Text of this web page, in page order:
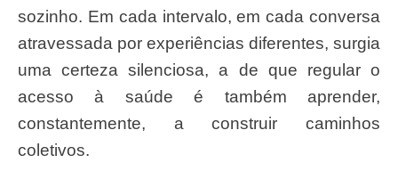
sozinho. Em cada intervalo, em cada conversa
atravessada por experiências diferentes, surgia
uma certeza silenciosa, a de que regular o
acesso à saúde é também aprender,
constantemente, a construir caminhos
coletivos.